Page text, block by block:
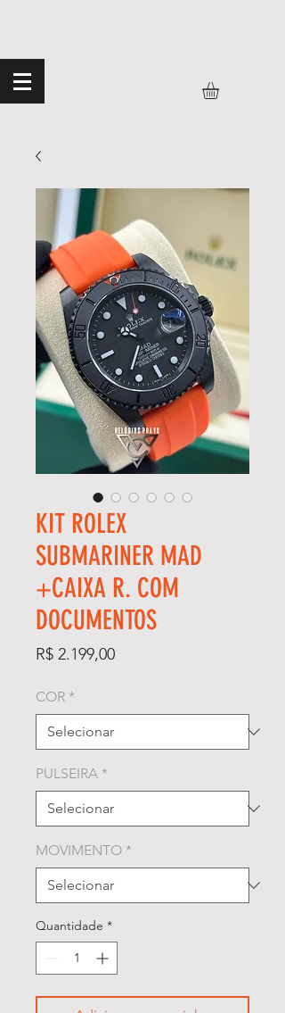
KIT ROLEX
SUBMARINER MAD
+CAIXA R. COM
DOCUMENTOS
R$ 2.199,00Preço
COR *
PULSEIRA *
MOVIMENTO *
Quantidade *